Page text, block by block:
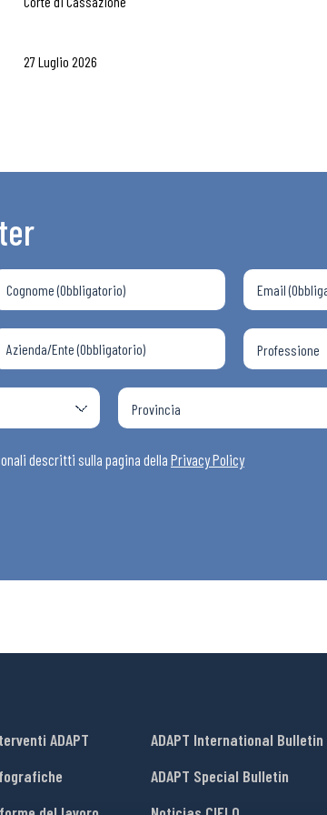
27 Luglio 2026
descritti sulla pagina della Privacy Policy
ADAPT
ADAPT International Bulletin
ADAPT Special Bulletin